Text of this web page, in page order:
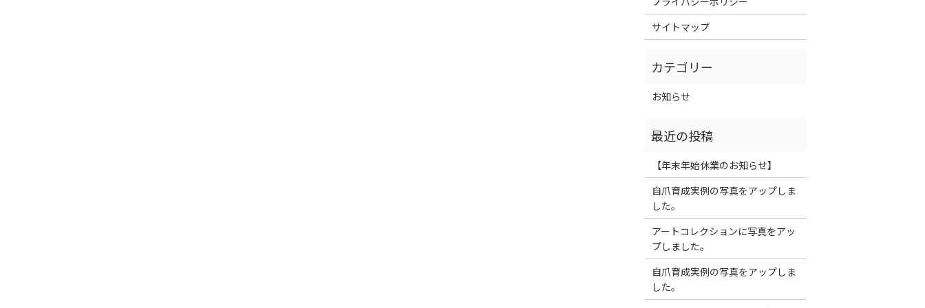
サイトマップ
お知らせ
【年末年始休業のお知らせ】
自爪育成実例の写真をアップしま
した。
アートコレクションに写真をアッ
プしました。
自爪育成実例の写真をアップしま
した。